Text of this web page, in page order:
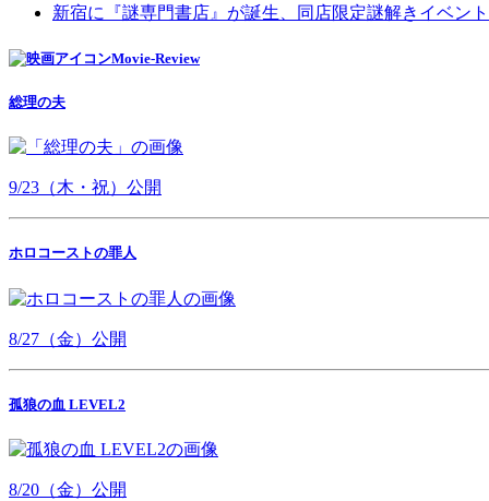
新宿に『謎専門書店』が誕生、同店限定謎解きイベン
Movie-Review
総理の夫
9/23（木・祝）公開
ホロコーストの罪人
8/27（金）公開
孤狼の血 LEVEL2
8/20（金）公開